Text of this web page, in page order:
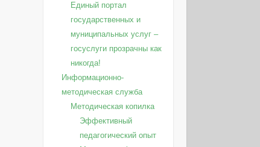
Единый портал
государственных и
муниципальных услуг –
госуслуги прозрачны как
никогда!
Информационно-
методическая служба
Методическая копилка
Эффективный
педагогический опыт